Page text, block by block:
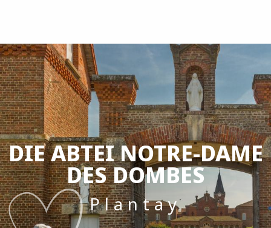
principal
DIE ABTEI NOTRE-DAME
DES DOMBES
Plantay